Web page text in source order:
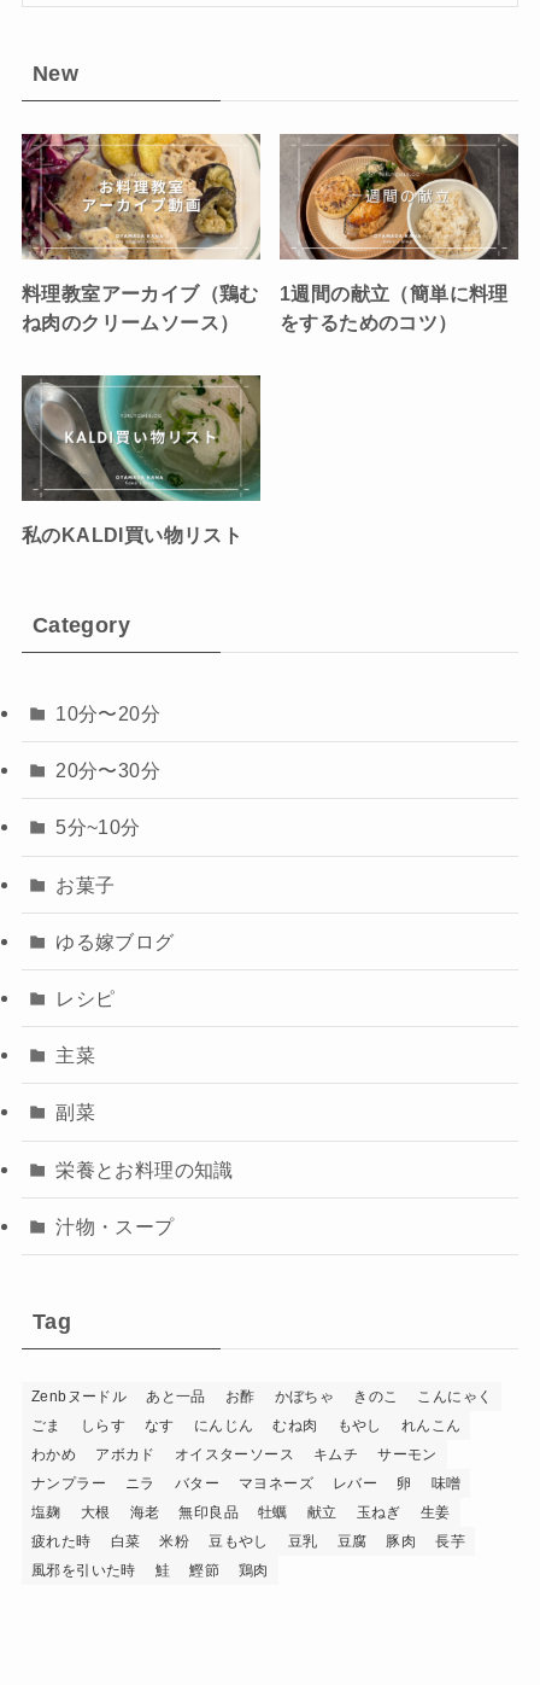
New
料理教室アーカイブ（鶏む
ね肉のクリームソース）
1週間の献立（簡単に料理
をするためのコツ）
私のKALDI買い物リスト
Category
10分〜20分
20分〜30分
5分~10分
お菓子
ゆる嫁ブログ
レシピ
主菜
副菜
栄養とお料理の知識
汁物・スープ
Tag
Zenbヌードル あと一品 お酢 かぼちゃ きのこ
こんにゃく
ごま
しらす なす にんじん むね肉 もやし
れんこん
わかめ
アボカド オイスターソース キムチ
サーモン
ナンプラー
ニラ バター マヨネーズ レバー 卵
味噌
塩麹
大根 海老 無印良品 牡蠣 献立 玉ねぎ
生姜
疲れた時
白菜 米粉 豆もやし 豆乳 豆腐 豚肉
長芋
風邪を引いた時
鮭 鰹節 鶏肉